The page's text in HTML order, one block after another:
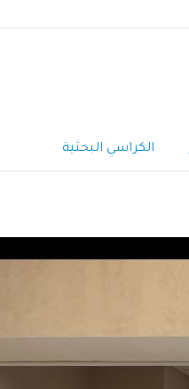
الكراسي البحثية